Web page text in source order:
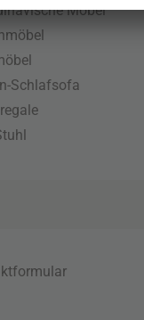
Möbel
Schlafsofa